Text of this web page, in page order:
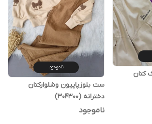
کتان
ناموجود
ست بلوزپاپیون وشلوارکتان
دخترانه (304300)
ناموجود